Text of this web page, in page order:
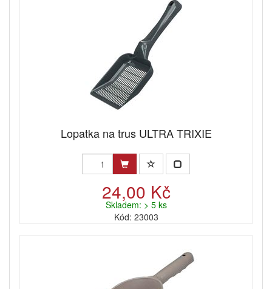
Lopatka na trus ULTRA TRIXIE
24,00 Kč
Skladem: > 5 ks
Kód: 23003